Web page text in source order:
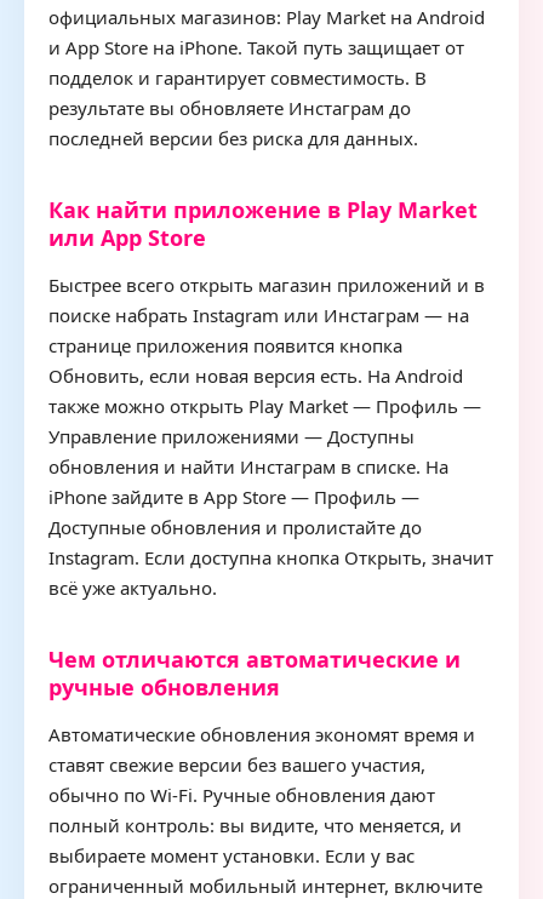
официальных магазинов: Play Market на Android
и App Store на iPhone. Такой путь защищает от
подделок и гарантирует совместимость. В
результате вы обновляете Инстаграм до
последней версии без риска для данных.
Как найти приложение в Play Market
или App Store
Быстрее всего открыть магазин приложений и в
поиске набрать Instagram или Инстаграм — на
странице приложения появится кнопка
Обновить, если новая версия есть. На Android
также можно открыть Play Market — Профиль —
Управление приложениями — Доступны
обновления и найти Инстаграм в списке. На
iPhone зайдите в App Store — Профиль —
Доступные обновления и пролистайте до
Instagram. Если доступна кнопка Открыть, значит
всё уже актуально.
Чем отличаются автоматические и
ручные обновления
Автоматические обновления экономят время и
ставят свежие версии без вашего участия,
обычно по Wi-Fi. Ручные обновления дают
полный контроль: вы видите, что меняется, и
выбираете момент установки. Если у вас
ограниченный мобильный интернет, включите